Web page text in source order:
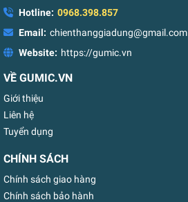
Hotline: 0968.398.857
Email: chienthanggiadung@gmail.com
Website: https://gumic.vn
VỀ GUMIC.VN
Giới thiệu
Liên hệ
Tuyển dụng
CHÍNH SÁCH
Chính sách giao hàng
Chính sách bảo hành